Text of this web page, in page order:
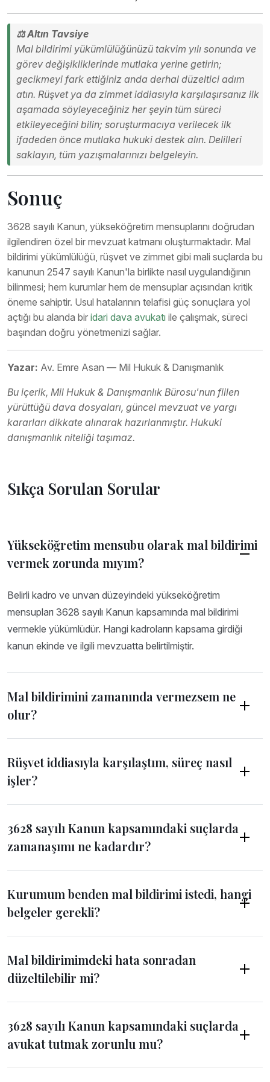
⚖️ Altın Tavsiye
Mal bildirimi yükümlülüğünüzü takvim yılı sonunda ve
görev değişikliklerinde mutlaka yerine getirin;
gecikmeyi fark ettiğiniz anda derhal düzeltici adım
atın. Rüşvet ya da zimmet iddiasıyla karşılaşırsanız ilk
aşamada söyleyeceğiniz her şeyin tüm süreci
etkileyeceğini bilin; soruşturmacıya verilecek ilk
ifadeden önce mutlaka hukuki destek alın. Delilleri
saklayın, tüm yazışmalarınızı belgeleyin.
Sonuç
3628 sayılı Kanun, yükseköğretim mensuplarını doğrudan
ilgilendiren özel bir mevzuat katmanı oluşturmaktadır. Mal
bildirimi yükümlülüğü, rüşvet ve zimmet gibi mali suçlarda bu
kanunun 2547 sayılı Kanun'la birlikte nasıl uygulandığının
bilinmesi; hem kurumlar hem de mensuplar açısından kritik
öneme sahiptir. Usul hatalarının telafisi güç sonuçlara yol
açtığı bu alanda bir idari dava avukatı ile çalışmak, süreci
başından doğru yönetmenizi sağlar.
Yazar: Av. Emre Asan — Mil Hukuk & Danışmanlık
Bu içerik, Mil Hukuk & Danışmanlık Bürosu'nun fiilen
yürüttüğü dava dosyaları, güncel mevzuat ve yargı
kararları dikkate alınarak hazırlanmıştır. Hukuki
danışmanlık niteliği taşımaz.
Sıkça Sorulan Sorular
Yükseköğretim mensubu olarak mal bildirimi
vermek zorunda mıyım?
Belirli kadro ve unvan düzeyindeki yükseköğretim
mensupları 3628 sayılı Kanun kapsamında mal bildirimi
vermekle yükümlüdür. Hangi kadroların kapsama girdiği
kanun ekinde ve ilgili mevzuatta belirtilmiştir.
Mal bildirimini zamanında vermezsem ne
olur?
Rüşvet iddiasıyla karşılaştım, süreç nasıl
işler?
3628 sayılı Kanun kapsamındaki suçlarda
zamanaşımı ne kadardır?
Kurumum benden mal bildirimi istedi, hangi
belgeler gerekli?
Mal bildirimimdeki hata sonradan
düzeltilebilir mi?
3628 sayılı Kanun kapsamındaki suçlarda
avukat tutmak zorunlu mu?